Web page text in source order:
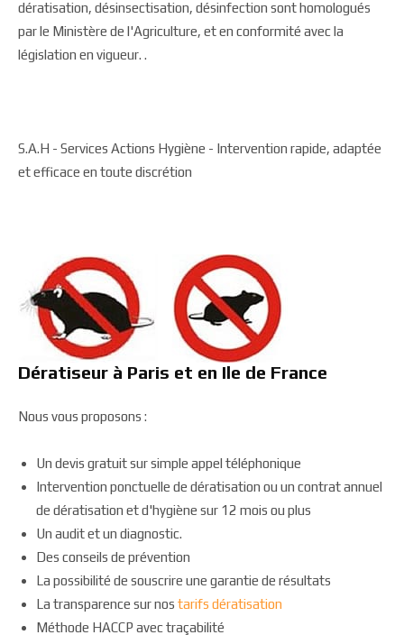
dératisation, désinsectisation, désinfection sont homologués
par le Ministère de l'Agriculture, et en conformité avec la
législation en vigueur. .
S.A.H - Services Actions Hygiène - Intervention rapide, adaptée
et efficace en toute discrétion
Dératiseur à Paris et en Ile de France
Nous vous proposons :
Un devis gratuit sur simple appel téléphonique
Intervention ponctuelle de dératisation ou un contrat annuel
de dératisation et d'hygiène sur 12 mois ou plus
Un audit et un diagnostic.
Des conseils de prévention
La possibilité de souscrire une garantie de résultats
La transparence sur nos tarifs dératisation
Méthode HACCP avec traçabilité